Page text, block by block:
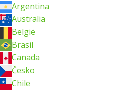
Argentina
Australia
België
Brasil
Canada
Česko
Chile